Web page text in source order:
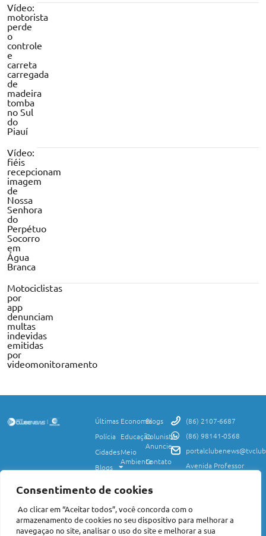
Consentimento de cookies
Ao clicar em “Aceitar todos”, você concorda com o
armazenamento de cookies no seu dispositivo para melhorar a
navegaçao no site, analisar o uso do site e melhorar a sua
Vídeo:
motorista
perde
o
controle
e
carreta
carregada
de
madeira
tomba
no Sul
do
Piauí
Vídeo:
fiéis
recepcionam
imagem
de
Nossa
Senhora
do
Perpétuo
Socorro
em
Água
Branca
Motociclistas
por
app
denunciam
multas
indevidas
emitidas
por
videomonitoramento
Últimas
Polícia
Cidades
Blogs
Política
Concursos
Economia
Educação
Meio
Ambiente
Saúde
Mundo
Agro
Blogs
Colunistas
Anuncie
Contato
de Uso
Transparência
(86) 2107-6687
(86) 98141-0568
Avenida Professor